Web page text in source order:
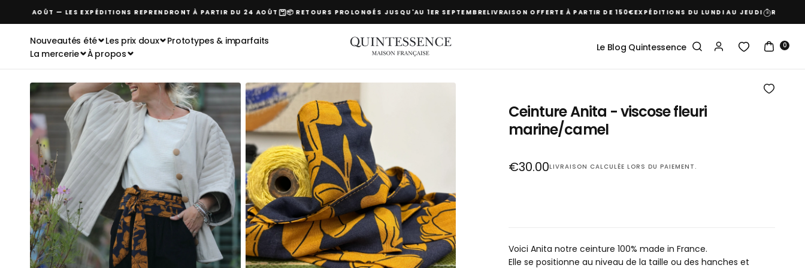
contenu
24 AOÛT — LES EXPÉDITIONS REPRENDRONT À PARTIR DU 24 AOÛT 📦 RETOURS PROLONGÉS JUSQU'AU 1ER SEPTEMBRELIVRAISON OFFERTE À PARTIR DE 150€EXPÉDITIONS DU LUNDI AU JEUDI RETOUR
Nouveautés été Les prix doux
Prototypes & imparfaits
La mercerie
À propos
Le Blog Quintessence 0
Ceinture Anita - viscose fleuri
marine/camel
Prix
€30.00LIVRAISON CALCULÉE LORS DU PAIEMENT.
Voici Anita notre ceinture 100% made in France.
Elle se positionne au niveau de la taille ou des hanches et